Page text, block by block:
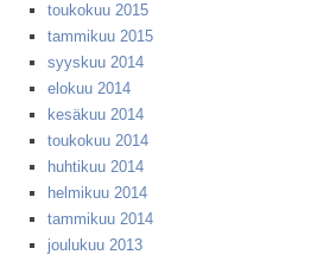
toukokuu 2015
tammikuu 2015
syyskuu 2014
elokuu 2014
kesäkuu 2014
toukokuu 2014
huhtikuu 2014
helmikuu 2014
tammikuu 2014
joulukuu 2013